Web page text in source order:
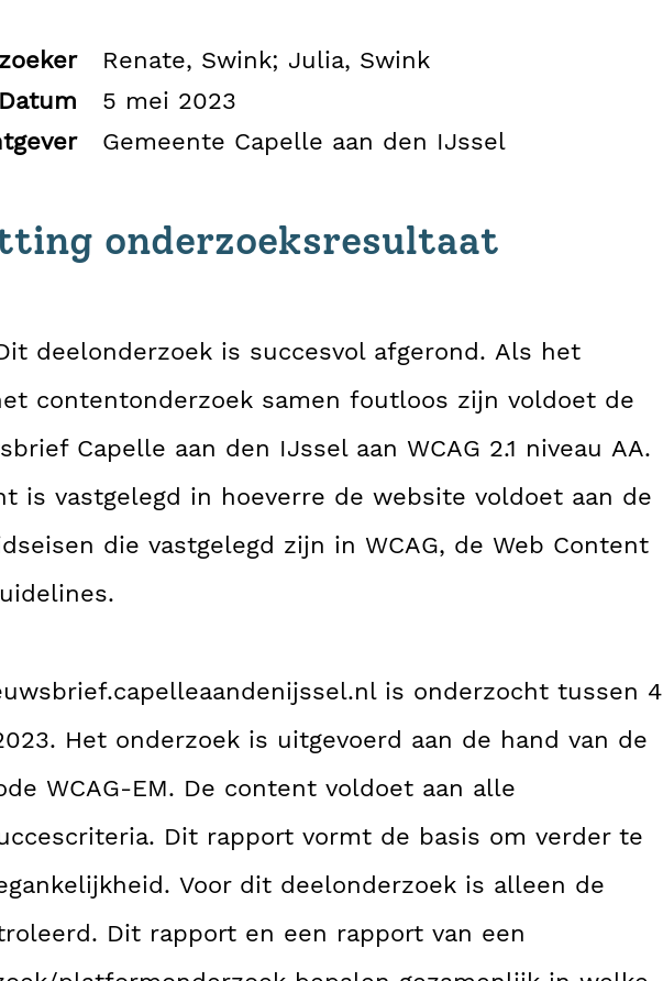
Renate, Swink; Julia, Swink
Datum
5 mei 2023
Gemeente Capelle aan den IJssel
onderzoeksresultaat
deelonderzoek is succesvol afgerond. Als het
contentonderzoek samen foutloos zijn voldoet de
Capelle aan den IJssel aan WCAG 2.1 niveau AA.
is vastgelegd in hoeverre de website voldoet aan de
die vastgelegd zijn in WCAG, de Web Content
is onderzocht tussen 4
Het onderzoek is uitgevoerd aan de hand van de
WCAG-EM. De content voldoet aan alle
Dit rapport vormt de basis om verder te
Voor dit deelonderzoek is alleen de
Dit rapport en een rapport van een